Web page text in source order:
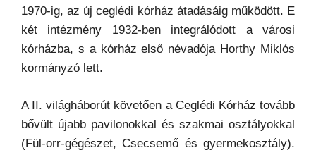
1970-ig, az új ceglédi kórház átadásáig működött. E
két intézmény 1932-ben integrálódott a városi
kórházba, s a kórház első névadója Horthy Miklós
kormányzó lett.
A II. világháborút követően a Ceglédi Kórház tovább
bővült újabb pavilonokkal és szakmai osztályokkal
(Fül-orr-gégészet, Csecsemő és gyermekosztály).